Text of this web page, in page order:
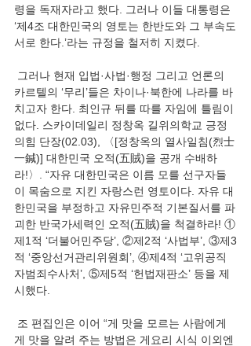
령을 독재자라고 했다. 그러나 이들 대통령은
‘제4조 대한민국의 영토는 한반도와 그 부속도
서로 한다.’라는 규정을 철저히 지켰다.
그러나 현재 입법·사법·행정 그리고 언론의
카르텔의 ‘무리’들은 차이나·북한에 나라를 바
치고자 한다. 최인규 뒤를 따를 자임에 틀림이
없다. 스카이데일리 정창옥 길위의학교 긍정
의힘 단장(02.03), 〈[정창옥의 열사일침(烈士
一鍼)] 대한민국 오적(五賊)을 공개 수배하
라!〉. “자유 대한민국은 이름 모를 선구자들
이 목숨으로 지킨 자랑스런 영토이다. 자유 대
한민국을 부정하고 자유민주적 기본질서를 파
괴한 반국가세력인 오적(五賊)을 척결하라! ①
제1적 ‘더불어민주당’, ②제2적 ‘사법부’, ③제3
적 ‘중앙선거관리위원회’, ④제4적 ‘고위공직
자범죄수사처’, ⑤제5적 ‘헌법재판소’ 등을 제
시했다.
조 편집인은 이어 “게 맛을 모르는 사람에게
게 맛을 알려 주는 방법은 게요리 시식 이외엔